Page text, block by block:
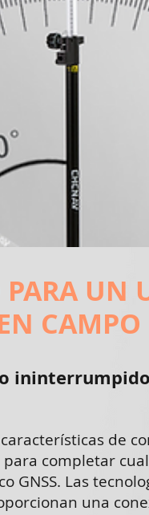
UN
CAMPO
de
completar
GNSS. Las
una